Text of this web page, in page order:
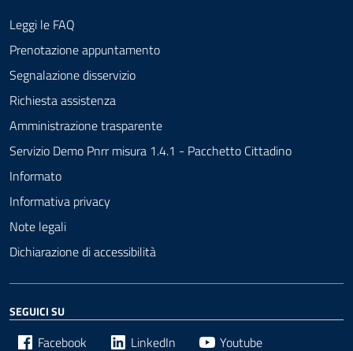
Leggi le FAQ
Prenotazione appuntamento
Segnalazione disservizio
Richiesta assistenza
Amministrazione trasparente
Servizio Demo Pnrr misura 1.4.1 - Pacchetto Cittadino
Informato
Informativa privacy
Note legali
Dichiarazione di accessibilità
SEGUICI SU
Facebook LinkedIn Youtube